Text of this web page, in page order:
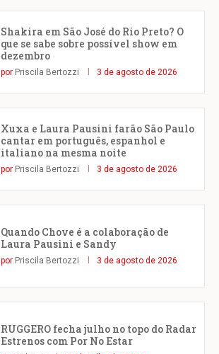
Shakira em São José do Rio Preto? O
que se sabe sobre possível show em
dezembro
por Priscila Bertozzi 3 de agosto de 2026
Xuxa e Laura Pausini farão São Paulo
cantar em português, espanhol e
italiano na mesma noite
por Priscila Bertozzi 3 de agosto de 2026
Quando Chove é a colaboração de
Laura Pausini e Sandy
por Priscila Bertozzi 3 de agosto de 2026
RUGGERO fecha julho no topo do Radar
Estrenos com Por No Estar